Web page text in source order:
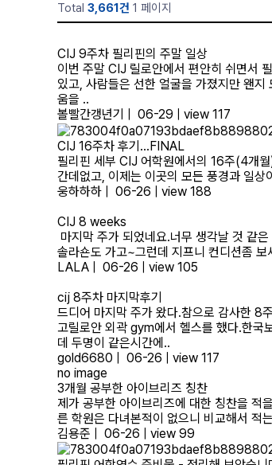
Total 3,661건 1 페이지
CIJ 9주차 필리핀의 주말 일상
이번 주말 CIJ 릴로안에서 편안히 쉬면서
있고, 사람들은 선한 얼굴을 가졌지만 왠
움을 ..
볼빨간갱년기
06-29 view 117
CIJ 16주차 후기...FINAL
필리핀 세부 CIJ 어학원에서의 16주(4개
간데없고, 이제는 이곳의 모든 풍경과 일
웅하하하
06-26
view 188
CIJ 8 weeks
마지막 주가 되었네요.​너무 생각날 것 같
솔라숀도 가고~​그런데 지프니 컨디션좀
LALA
06-26
view 105
cij 8주차 마지막후기
드디어 마지막 주가 왔다.참으로 감사한 8
고릴로안 외곽 gym에서 헬스를 했다.한국
데 두명이 같은시간에..
gold6680
06-26
view 117
no image
3개월 공부한 아이브리즈 칭찬
제가 공부한 아이브리즈에 대한 칭찬을 적
른 학원은 다녀본적이 없으니 비교해서 적
김용준
06-26 view 99